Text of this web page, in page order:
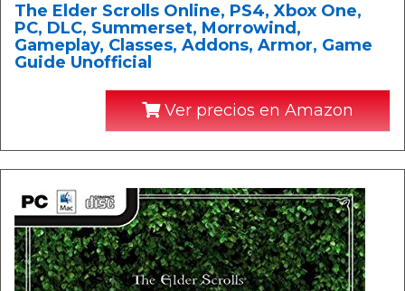
The Elder Scrolls Online, PS4, Xbox One,
PC, DLC, Summerset, Morrowind,
Gameplay, Classes, Addons, Armor, Game
Guide Unofficial
Ver precios en Amazon